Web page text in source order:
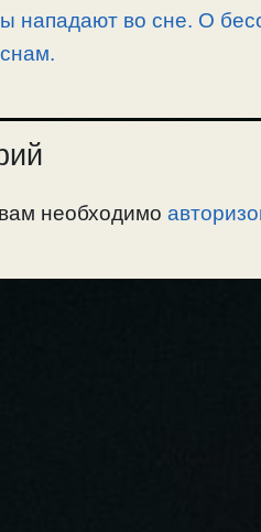
нападают во сне. О
необходимо